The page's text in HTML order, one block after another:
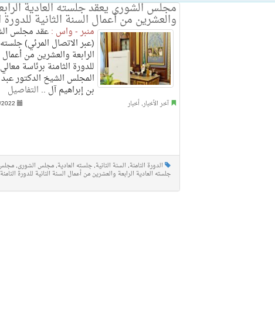
مجلس الشورى يعقد جلسته العادية
والعشرين من أعمال السنة الثانية للدورة
منبر - واس :عقد مجلس
(عبر الاتصال المرئي) جلسته
الرابعة والعشرين من أعمال
للدورة الثامنة برئاسة
المجلس الشيخ الدكتور
بن إبراهيم آل .. التفاصيل
آخر الأخبار,أخبار
الدورة الثامنة, السنة الثانية,جلسته العادية,مجلس الشورى,
جلسته العادية الرابعة والعشرين من أعمال السنة الثانية للدورة الثامنة